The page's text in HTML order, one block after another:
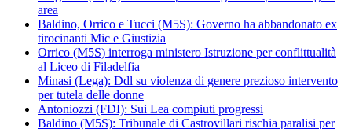
area
Baldino, Orrico e Tucci (M5S): Governo ha abbandonato ex
tirocinanti Mic e Giustizia
Orrico (M5S) interroga ministero Istruzione per conflittualità
al Liceo di Filadelfia
Minasi (Lega): Ddl su violenza di genere prezioso intervento
per tutela delle donne
Antoniozzi (FDI): Sui Lea compiuti progressi
Baldino (M5S): Tribunale di Castrovillari rischia paralisi per